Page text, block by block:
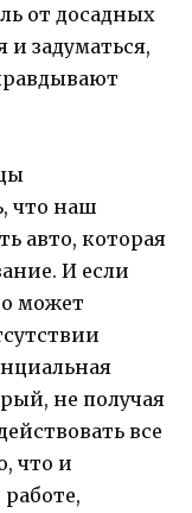
от досадных
и задуматься,
что наш
авто, которая
И если
может
не получая
все
что и